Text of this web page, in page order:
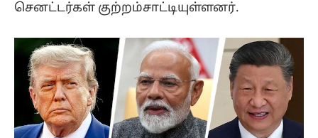
செனட்டர்கள் குற்றம்சாட்டியுள்ளனர்.